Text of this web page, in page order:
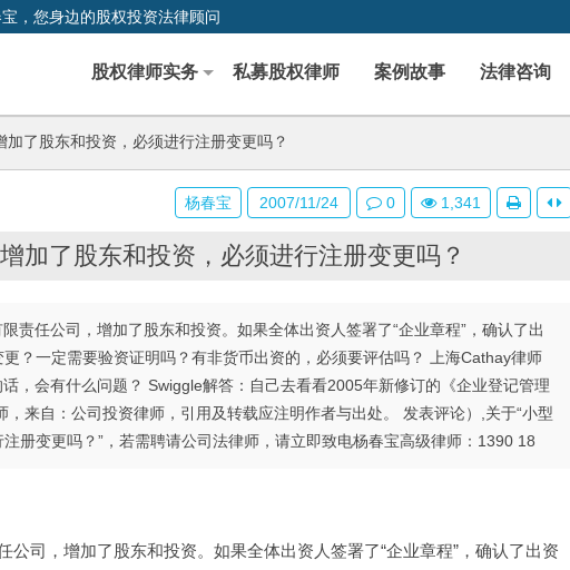
，您身边的股权投资法律顾问
股权律师实务 私募股权律师 案例故事 法律咨询
加了股东和投资，必须进行注册变更吗？
加了股东和投资，必须进行注册变更吗？
责任公司，增加了股东和投资。如果全体出资人签署了“企业章程”，确认了出
？一定需要验资证明吗？有非货币出资的，必须要评估吗？ 上海Cathay律师
，会有什么问题？ Swiggle解答：自己去看看2005年新修订的《企业登记管理
来自：公司投资律师，引用及转载应注明作者与出处。 发表评论）,关于“小型
册变更吗？”，若需聘请公司法律师，请立即致电杨春宝高级律师：1390 18
公司，增加了股东和投资。如果全体出资人签署了“企业章程”，确认了出资
杨春宝 2007/11/24 0 1,341